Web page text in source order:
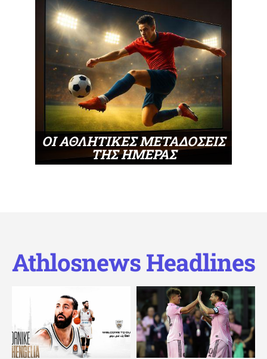
ΟΙ ΑΘΛΗΤΙΚΕΣ ΜΕΤΑΔΟΣΕΙΣ
ΤΗΣ ΗΜΕΡΑΣ
Athlosnews Headlines